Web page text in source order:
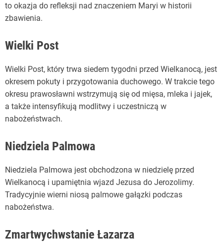
to okazja do refleksji nad znaczeniem Maryi w historii
zbawienia.
Wielki Post
Wielki Post, który trwa siedem tygodni przed Wielkanocą, jest
okresem pokuty i przygotowania duchowego. W trakcie tego
okresu prawosławni wstrzymują się od mięsa, mleka i jajek,
a także intensyfikują modlitwy i uczestniczą w
nabożeństwach.
Niedziela Palmowa
Niedziela Palmowa jest obchodzona w niedzielę przed
Wielkanocą i upamiętnia wjazd Jezusa do Jerozolimy.
Tradycyjnie wierni niosą palmowe gałązki podczas
nabożeństwa.
Zmartwychwstanie Łazarza